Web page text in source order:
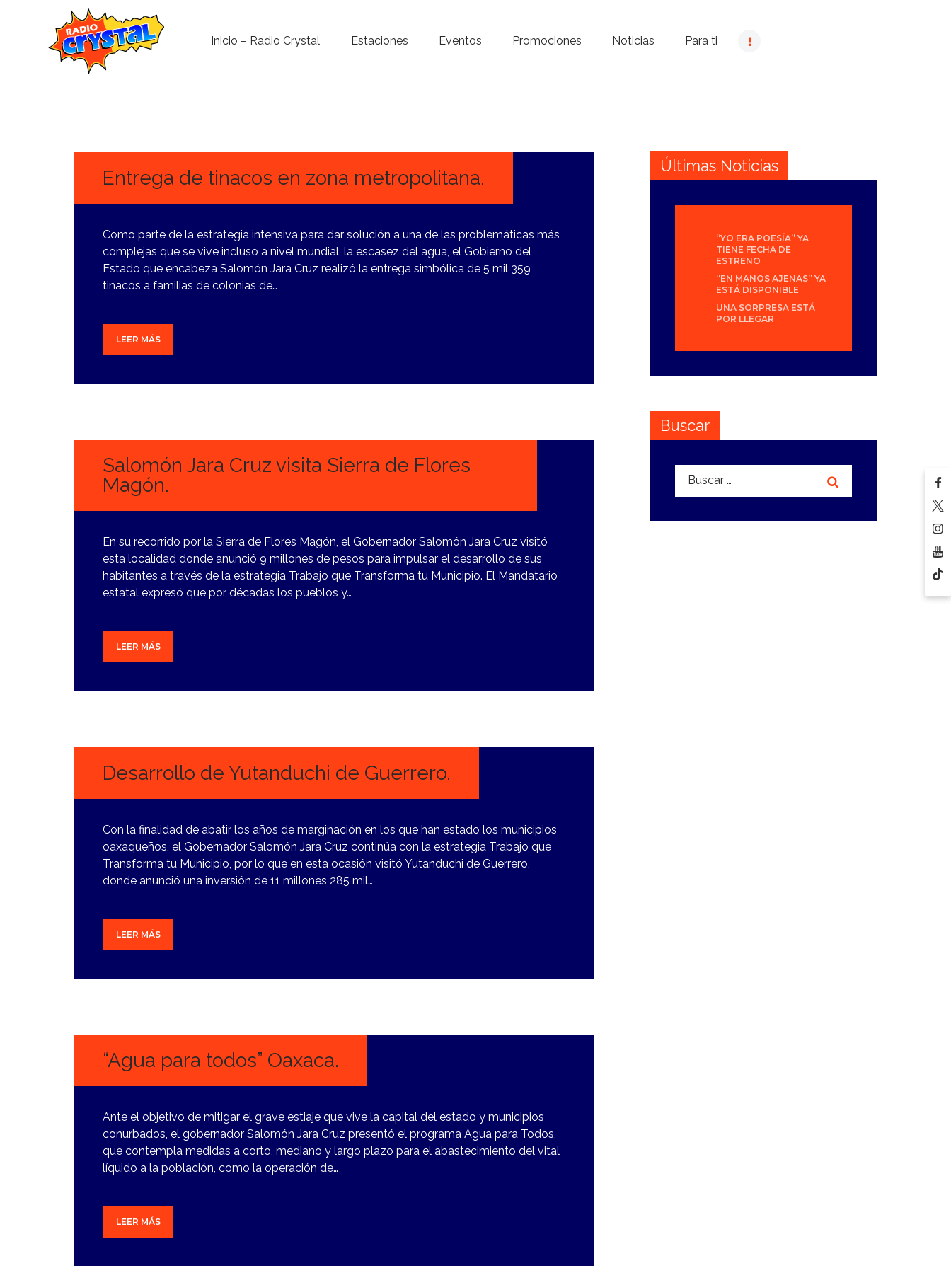
Inicio – Radio Crystal Estaciones Eventos Promociones Noticias Para ti
Noticias
Para ti
Contacto
Entrega de tinacos en zona metropolitana.
Como parte de la estrategia intensiva para dar solución a una de las problemáticas más
complejas que se vive incluso a nivel mundial, la escasez del agua, el Gobierno del
Estado que encabeza Salomón Jara Cruz realizó la entrega simbólica de 5 mil 359
tinacos a familias de colonias de…
LEER MÁS
Salomón Jara Cruz visita Sierra de Flores
Magón.
En su recorrido por la Sierra de Flores Magón, el Gobernador Salomón Jara Cruz visitó
esta localidad donde anunció 9 millones de pesos para impulsar el desarrollo de sus
habitantes a través de la estrategia Trabajo que Transforma tu Municipio. El Mandatario
estatal expresó que por décadas los pueblos y…
LEER MÁS
Desarrollo de Yutanduchi de Guerrero.
Con la finalidad de abatir los años de marginación en los que han estado los municipios
oaxaqueños, el Gobernador Salomón Jara Cruz continúa con la estrategia Trabajo que
Transforma tu Municipio, por lo que en esta ocasión visitó Yutanduchi de Guerrero,
donde anunció una inversión de 11 millones 285 mil…
LEER MÁS
“Agua para todos” Oaxaca.
Ante el objetivo de mitigar el grave estiaje que vive la capital del estado y municipios
conurbados, el gobernador Salomón Jara Cruz presentó el programa Agua para Todos,
que contempla medidas a corto, mediano y largo plazo para el abastecimiento del vital
líquido a la población, como la operación de…
LEER MÁS
Últimas Noticias
“YO ERA POESÍA” YA
TIENE FECHA DE
ESTRENO
“EN MANOS AJENAS” YA
ESTÁ DISPONIBLE
UNA SORPRESA ESTÁ
POR LLEGAR
Buscar
Buscar: